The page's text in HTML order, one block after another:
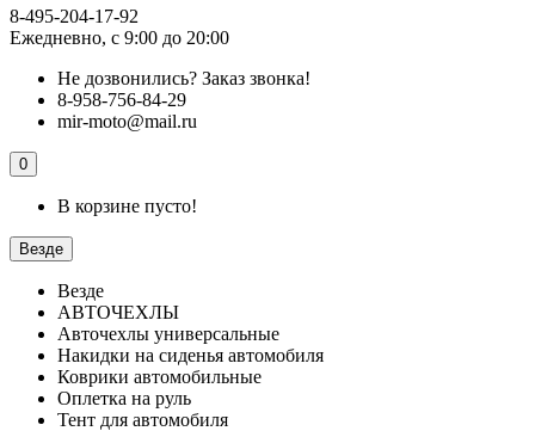
8-495-204-17-92
Ежедневно, с 9:00 до 20:00
Не дозвонились? Заказ звонка!
8-958-756-84-29
mir-moto@mail.ru
0
В корзине пусто!
Везде
Везде
АВТОЧЕХЛЫ
Авточехлы универсальные
Накидки на сиденья автомобиля
Коврики автомобильные
Оплетка на руль
Тент для автомобиля